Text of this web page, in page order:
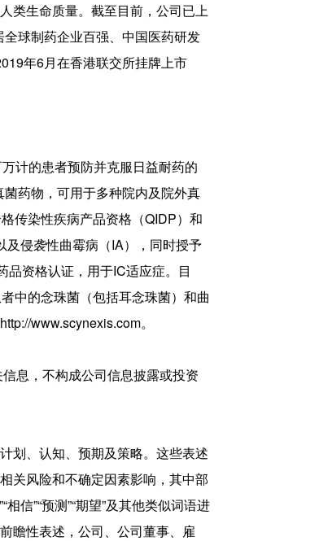
类生命质量。截至目前，公司已上
球制药企业百强、中国医药研发
年6月在香港联交所挂牌上市
计的患者预防并克服日益耐药的
药物，可用于多种院内及院外真
传染性疾病产品资格（QIDP）和
及侵袭性曲霉病（IA），同时授予
资格认证，用于IC适应症。目
中的念珠菌（包括耳念珠菌）和曲
www.scynexis.com。
息，不构成公司信息披露或投资
划、认知、预期及策略。这些表述
关风险和不确定因素影响，其中部
信”“预测”“期望”及其他类似词语进
瞻性表述，公司、公司董事、雇